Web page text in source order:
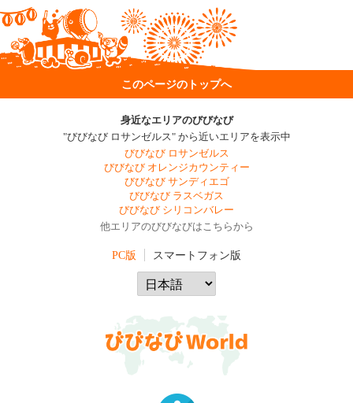
このページのトップへ
身近なエリアのびびなび
"びびなび ロサンゼルス" から近いエリアを表示中
びびなび ロサンゼルス
びびなび オレンジカウンティー
びびなび サンディエゴ
びびなび ラスベガス
びびなび シリコンバレー
他エリアのびびなびはこちらから
PC版 スマートフォン版